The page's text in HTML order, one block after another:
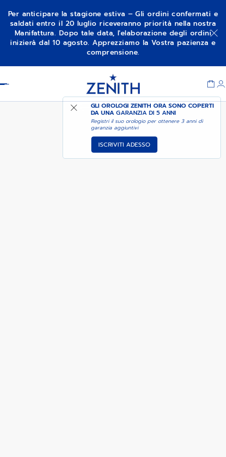
Per anticipare la stagione estiva – Gli ordini confermati e
saldati entro il 20 luglio riceveranno priorità nella nostra
Manifattura. Dopo tale data, l'elaborazione degli ordini
inizierà dal 10 agosto. Apprezziamo la Vostra pazienza e
comprensione.
GLI OROLOGI ZENITH ORA SONO COPERTI
DA UNAGARANZIA DI 5 ANNI
Registri il suo orologio per ottenere 3 anni di
garanzia aggiuntivi
ISCRIVITI ADESSO
PILOT - DARK FOREST PROSSIMAMENTE -
AVVISAMI